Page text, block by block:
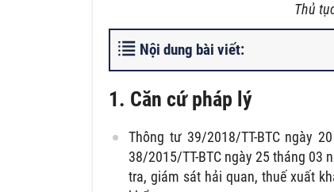
Thủ
Nội dung bài viết:
1. Căn cứ pháp lý
Thông tư 39/2018/TT-BTC ngày
38/2015/TT-BTC ngày 25 tháng 03
tra, giám sát hải quan, thuế xuất